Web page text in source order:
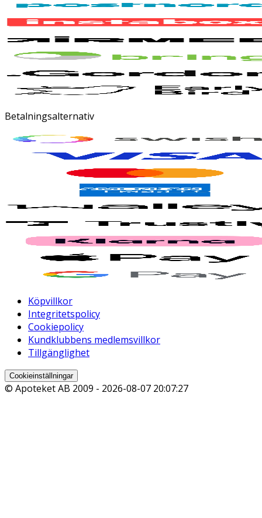
Betalningsalternativ
Köpvillkor
Integritetspolicy
Cookiepolicy
Kundklubbens medlemsvillkor
Tillgänglighet
Cookieinställningar
© Apoteket AB 2009 - 2026-08-07 20:07:27